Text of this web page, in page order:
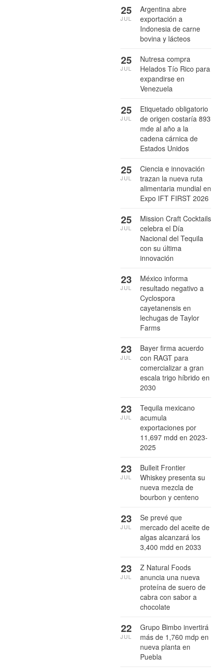
Argentina abre
exportación a
Indonesia de carne
bovina y lácteos
25
JUL
Nutresa compra
Helados Tío Rico para
expandirse en
Venezuela
25
JUL
Etiquetado obligatorio
de origen costaría 893
mde al año a la
cadena cárnica de
Estados Unidos
25
JUL
Ciencia e innovación
trazan la nueva ruta
alimentaria mundial en
Expo IFT FIRST 2026
25
JUL
Mission Craft Cocktails
celebra el Día
Nacional del Tequila
con su última
innovación
25
JUL
México informa
resultado negativo a
Cyclospora
cayetanensis en
lechugas de Taylor
Farms
23
JUL
Bayer firma acuerdo
con RAGT para
comercializar a gran
escala trigo híbrido en
2030
23
JUL
Tequila mexicano
acumula
exportaciones por
11,697 mdd en 2023-
2025
23
JUL
Bulleit Frontier
Whiskey presenta su
nueva mezcla de
bourbon y centeno
23
JUL
Se prevé que
mercado del aceite de
algas alcanzará los
3,400 mdd en 2033
23
JUL
Z Natural Foods
anuncia una nueva
proteína de suero de
cabra con sabor a
chocolate
23
JUL
Grupo Bimbo invertirá
más de 1,760 mdp en
nueva planta en
Puebla
22
JUL